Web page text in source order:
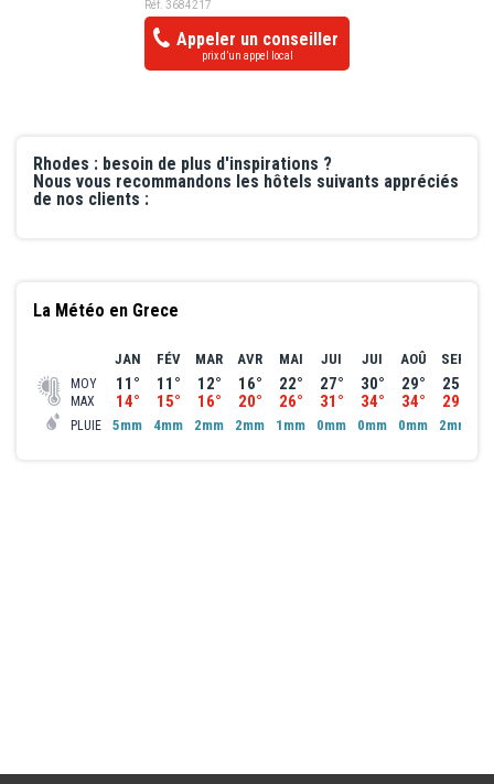
l'Acropole qui se reflète sur la mer en effet miroir. Cette
atmosphère unique vous captivera à chaque instant.
Soirée (sans repas) : 52€/adulte
variée et savoureuse. Un grand merci à toute l’équipe pour ce
séjour inoubliable, je recommande vivement cet hôtel !
Réf. 3684217
Appeler un conseiller
prix d’un appel local
Rhodes : besoin de plus d'inspirations ?
Nous vous recommandons les hôtels suivants appréciés
de nos clients :
La Météo en Grece
MOY
MAX
PLUIE
JAN
11°
14°
5mm
FÉV
11°
15°
4mm
MAR
12°
16°
2mm
AVR
16°
20°
2mm
MAI
22°
26°
1mm
JUI
27°
31°
0mm
JUI
30°
34°
0mm
AOÛ
29°
34°
0mm
SEP
25°
29°
2mm